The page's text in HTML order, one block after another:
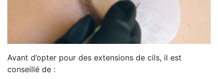
Avant d’opter pour des extensions de cils, il est
conseillé de :